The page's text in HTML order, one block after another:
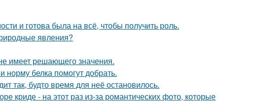
и готова была на всё, чтобы получить роль.
явления?
имеет решающего значения.
белка помогут добрать.
так, будто время для неё остановилось.
криде - на этот раз из-за романтических фото, которые